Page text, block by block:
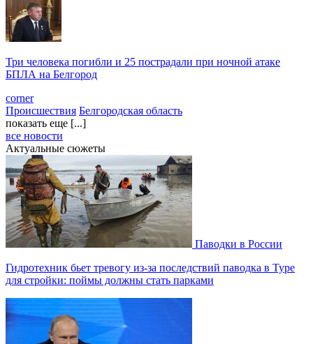
Три человека погибли и 25 пострадали при ночной атаке
БПЛА на Белгород
corner
Происшествия Белгородская область
показать еще [...]
все новости
Актуальные сюжеты
Паводки в России
Гидротехник бьет тревогу из-за последствий паводка в Туре
для стройки: поймы должны стать парками